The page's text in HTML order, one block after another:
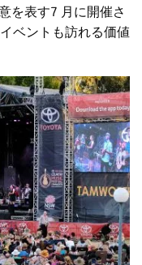
を表す7 月に開催さ
ベントも訪れる価値